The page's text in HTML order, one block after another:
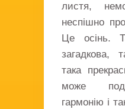
листя,
неспішно
Це осінь.
загадкова,
така
може
гармонію і